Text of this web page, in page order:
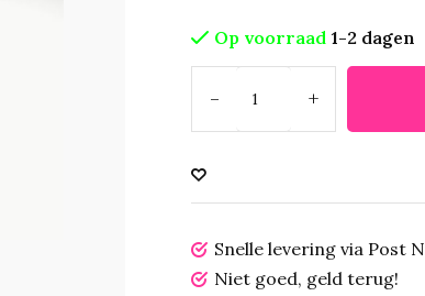
Op voorraad 1-2 dagen
- +
Snelle levering via Post
Niet goed, geld terug!